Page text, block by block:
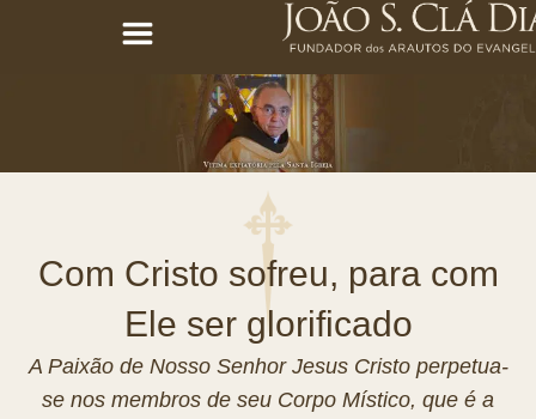
Com Cristo sofreu, para com
Ele ser glorificado
A Paixão de Nosso Senhor Jesus Cristo perpetua-
se nos membros de seu Corpo Místico, que é a